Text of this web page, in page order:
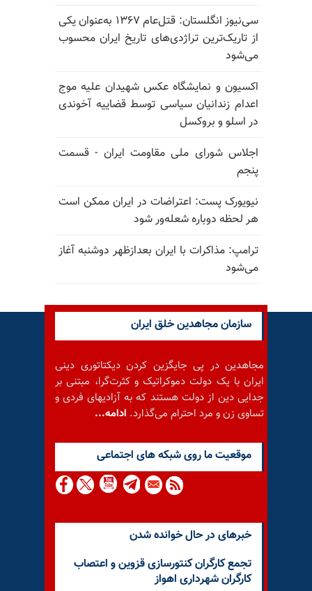
سی‌نیوز انگلستان: قتل‌عام ۱۳۶۷ به‌عنوان یکی
از تاریک‌ترین تراژدی‌های تاریخ ایران محسوب
می‌شود
اکسیون و نمایشگاه عکس شهیدان علیه موج
اعدام زندانیان سیاسی توسط قضاییه آخوندی
در اسلو و بروکسل
اجلاس شورای ملی مقاومت ایران - قسمت
پنجم
نیویورک پست: اعتراضات در ایران ممکن است
هر لحظه دوباره شعله‌ور شود
ترامپ: مذاکرات با ایران بعدازظهر دوشنبه آغاز
می‌شود
سازمان مجاهدین خلق ایران
مجاهدین در پی جایگزین کردن دیکتاتوری دینی
ایران با یک دولت دموکراتیک و کثرت‌گرا، مبتنی بر
جدایی دین از دولت هستند که به آزادیهای فردی و
تساوی زن و مرد احترام می‌گذارد. ادامه...
موقعيت ما روى شبكه هاى اجتماعى
خبرهای در حال خوانده شدن
تجمع کارگران کنتورسازی قزوین و اعتصاب
کارگران شهرداری اهواز